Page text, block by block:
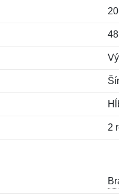
20 l
2